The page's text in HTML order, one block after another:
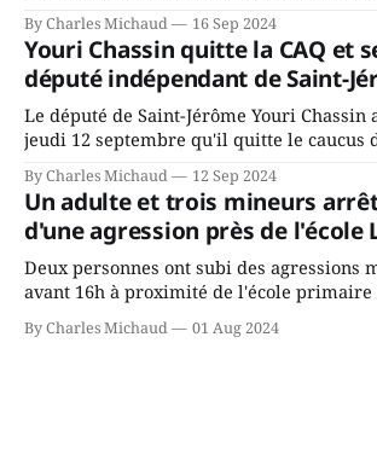
depuis longtemps? Sera-t-il candidat
ans? Joindrait-il un autre parti, par
conservateurs d’Éric Duhaime? Que lui
By Charles Michaud 16 Sep 2024
Youri Chassin quitte la CAQ et
député indépendant de Saint-
Le député de Saint-Jérôme Youri Chassin
jeudi 12 septembre qu'il quitte le caucus
gouvernement de la CAQ, surtout de son
juge chronique, à offrir des
By Charles Michaud 12 Sep 2024
Un adulte et trois mineurs
d'une agression près de l'école
Deux personnes ont subi des agressions
avant 16h à proximité de l'école primaire
victimes aurait été écrasée sous un
By Charles Michaud 01 Aug 2024